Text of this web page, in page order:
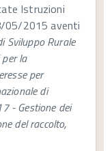
Istruzioni
05/2015 aventi
Sviluppo Rurale
la
per
di
- Gestione dei
del raccolto,